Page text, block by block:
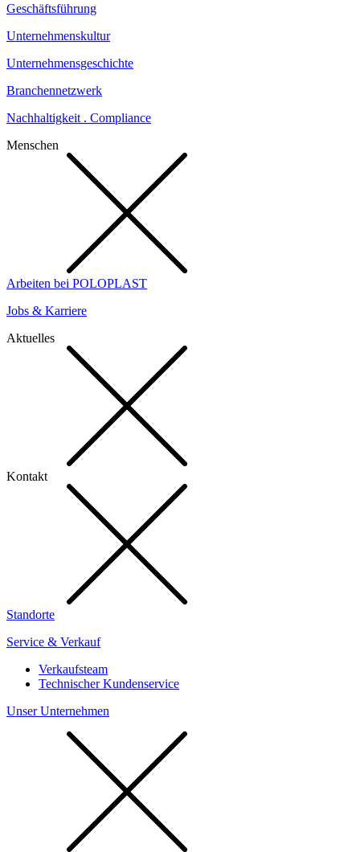
Geschäftsführung
Unternehmenskultur
Unternehmensgeschichte
Branchennetzwerk
Nachhaltigkeit . Compliance
Menschen
Arbeiten bei POLOPLAST
Jobs & Karriere
Aktuelles
Kontakt
Standorte
Service & Verkauf
Verkaufsteam
Technischer Kundenservice
Unser Unternehmen